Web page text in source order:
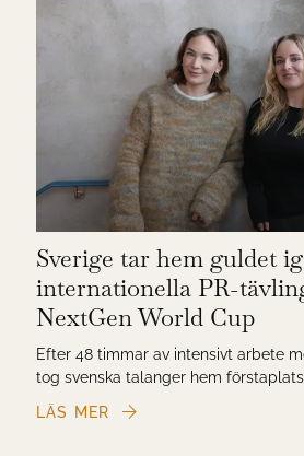
Sverige tar hem guldet
internationella PR-
NextGen World Cup
Efter 48 timmar av intensivt arbete
tog svenska talanger hem
LÄS MER